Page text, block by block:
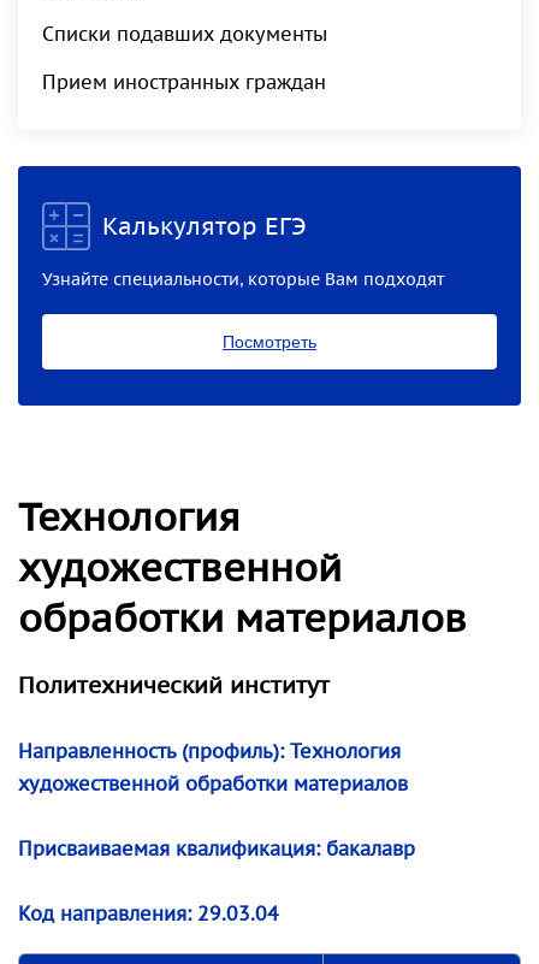
Списки подавших документы
Прием иностранных граждан
Калькулятор ЕГЭ
Узнайте специальности, которые Вам подходят
Посмотреть
Технология
художественной
обработки материалов
Политехнический институт
Направленность (профиль): Технология
художественной обработки материалов
Присваиваемая квалификация: бакалавр
Код направления: 29.03.04